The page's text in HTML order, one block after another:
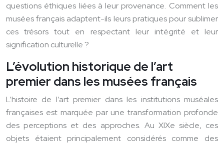
questions éthiques liées à leur provenance. Comment les
musées français adaptent-ils leurs pratiques pour sublimer
ces trésors tout en respectant leur intégrité et leur
signification culturelle ?
L’évolution historique de l’art
premier dans les musées français
L’histoire de l’art premier dans les institutions muséales
françaises est marquée par une transformation profonde
des perceptions et des approches. Au XIXe siècle, ces
objets étaient principalement considérés comme des